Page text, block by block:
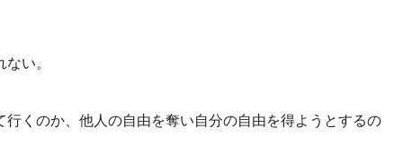
い。
くのか、他人の自由を奪い自分の自由を得ようとするの